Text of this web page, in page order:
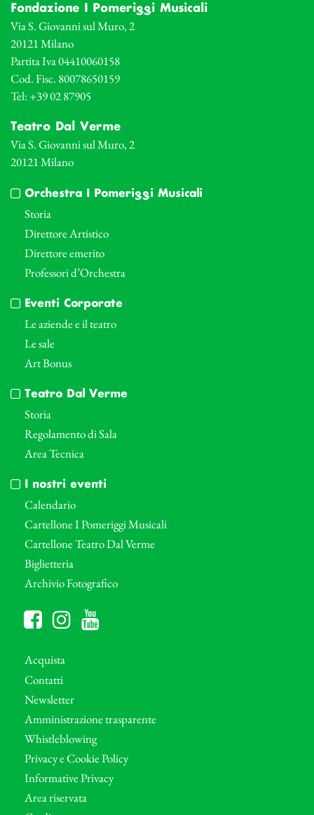
Fondazione I Pomeriggi Musicali
Via S. Giovanni sul Muro, 2
20121 Milano
Partita Iva 04410060158
Cod. Fisc. 80078650159
Tel: +39 02 87905
Teatro Dal Verme
Via S. Giovanni sul Muro, 2
20121 Milano
Orchestra I Pomeriggi Musicali
Storia
Direttore Artistico
Direttore emerito
Professori d’Orchestra
Eventi Corporate
Le aziende e il teatro
Le sale
Art Bonus
Teatro Dal Verme
Storia
Regolamento di Sala
Area Tecnica
I nostri eventi
Calendario
Cartellone I Pomeriggi Musicali
Cartellone Teatro Dal Verme
Biglietteria
Archivio Fotografico
Acquista
Contatti
Newsletter
Amministrazione trasparente
Whistleblowing
Privacy e Cookie Policy
Informative Privacy
Area riservata